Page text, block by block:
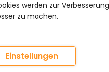
werden zur
zu machen.
Einstellungen